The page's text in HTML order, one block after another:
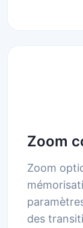
Zoom
Zoom
des